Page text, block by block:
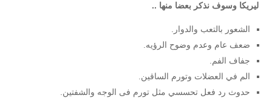
ليريكا وسوف نذكر بعضا منها ..
الشعور بالتعب والدوار.
ضعف عام وعدم وضوح الرؤيه.
جفاف الفم.
الم في العضلات وتورم الساقين.
حدوث رد فعل تحسسي مثل تورم فى الوجه والشفتين.